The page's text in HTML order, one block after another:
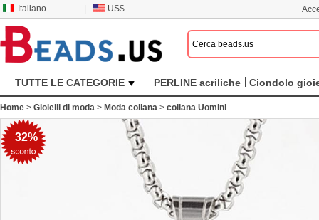
Italiano US$
TUTTE LE CATEGORIE PERLINE acriliche Ciondolo
Home > Gioielli di moda > Moda collana > collana Uomini
32%